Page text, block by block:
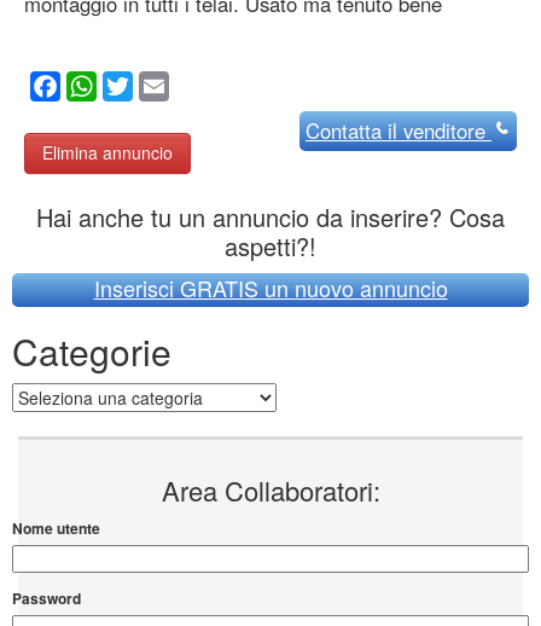
Facebook
WhatsApp
Twitter
Elimina annuncio
Contattail venditore
Hai anche tu un annuncio da inserire? Cosa
aspetti?!
Inserisci GRATIS un nuovo annuncio
Categorie
Categorie
Area Collaboratori:
Nome utente
Password